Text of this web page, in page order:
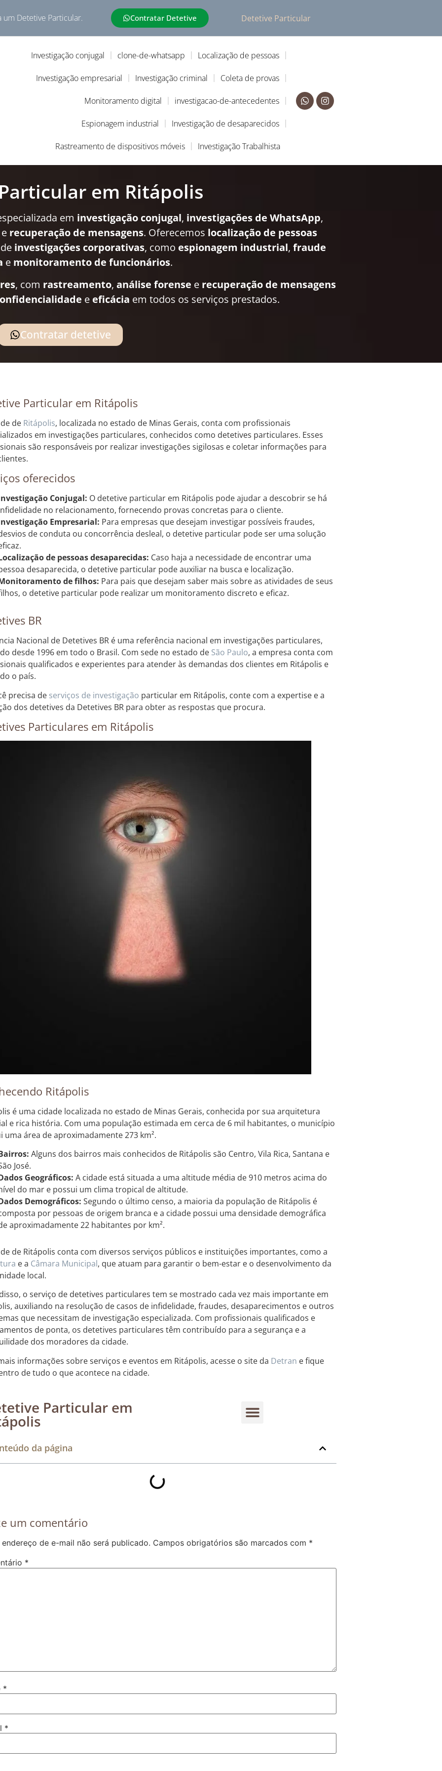
um Detetive Particular. Contratar Detetive Detetive Particular
Investigação conjugal clone-de-whatsapp Localização de pessoas
Investigação empresarial Investigação criminal Coleta de provas
Monitoramento digital investigacao-de-antecedentes
Espionagem industrial Investigação de desaparecidos
Rastreamento de dispositivos móveis Investigação Trabalhista
em Ritápolis
em investigação conjugal, investigações de WhatsApp,
recuperação de mensagens. Oferecemos localização de pessoas
investigações corporativas, como espionagem industrial, fraude
e monitoramento de funcionários.
, com rastreamento, análise forense e recuperação de mensagens
e eficácia em todos os serviços prestados.
Contratar detetive
Particular em Ritápolis
de Ritápolis, localizada no estado de Minas Gerais, conta com profissionais
em investigações particulares, conhecidos como detetives particulares. Esses
são responsáveis por realizar investigações sigilosas e coletar informações para
oferecidos
Conjugal: O detetive particular em Ritápolis pode ajudar a descobrir se há
no relacionamento, fornecendo provas concretas para o cliente.
Empresarial: Para empresas que desejam investigar possíveis fraudes,
de conduta ou concorrência desleal, o detetive particular pode ser uma solução
de pessoas desaparecidas: Caso haja a necessidade de encontrar uma
desaparecida, o detetive particular pode auxiliar na busca e localização.
de filhos: Para pais que desejam saber mais sobre as atividades de seus
o detetive particular pode realizar um monitoramento discreto e eficaz.
BR
Nacional de Detetives BR é uma referência nacional em investigações particulares,
desde 1996 em todo o Brasil. Com sede no estado de São Paulo, a empresa conta com
qualificados e experientes para atender às demandas dos clientes em Ritápolis e
o país.
precisa de serviços de investigação particular em Ritápolis, conte com a expertise e a
dos detetives da Detetives BR para obter as respostas que procura.
Particulares em Ritápolis
Ritápolis
é uma cidade localizada no estado de Minas Gerais, conhecida por sua arquitetura
e rica história. Com uma população estimada em cerca de 6 mil habitantes, o município
uma área de aproximadamente 273 km².
Alguns dos bairros mais conhecidos de Ritápolis são Centro, Vila Rica, Santana e
José.
Geográficos: A cidade está situada a uma altitude média de 910 metros acima do
do mar e possui um clima tropical de altitude.
Demográficos: Segundo o último censo, a maioria da população de Ritápolis é
por pessoas de origem branca e a cidade possui uma densidade demográfica
aproximadamente 22 habitantes por km².
de Ritápolis conta com diversos serviços públicos e instituições importantes, como a
e a Câmara Municipal, que atuam para garantir o bem-estar e o desenvolvimento da
local.
o serviço de detetives particulares tem se mostrado cada vez mais importante em
auxiliando na resolução de casos de infidelidade, fraudes, desaparecimentos e outros
que necessitam de investigação especializada. Com profissionais qualificados e
de ponta, os detetives particulares têm contribuído para a segurança e a
dos moradores da cidade.
informações sobre serviços e eventos em Ritápolis, acesse o site da Detran e fique
de tudo o que acontece na cidade.
Particular em
da página
um comentário
endereço de e-mail não será publicado. Campos obrigatórios são marcados com *
*
*
*